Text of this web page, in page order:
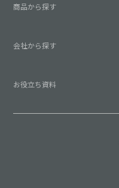
商品から探す
会社から探す
お役立ち資料